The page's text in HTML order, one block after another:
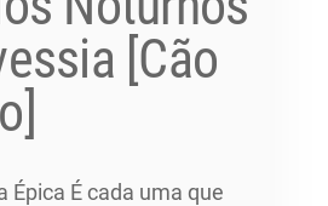
[Cão
Épica É cada uma que